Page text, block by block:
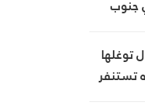
جنوب
توغلها
تستنفر